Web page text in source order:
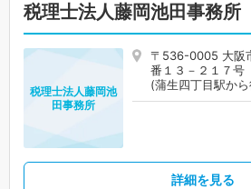
税理士法人藤岡池田事務所
〒536-0005 大阪
番１３－２１７号
(蒲生四丁目駅か
税理士法人藤岡池
田事務所
詳細を見る